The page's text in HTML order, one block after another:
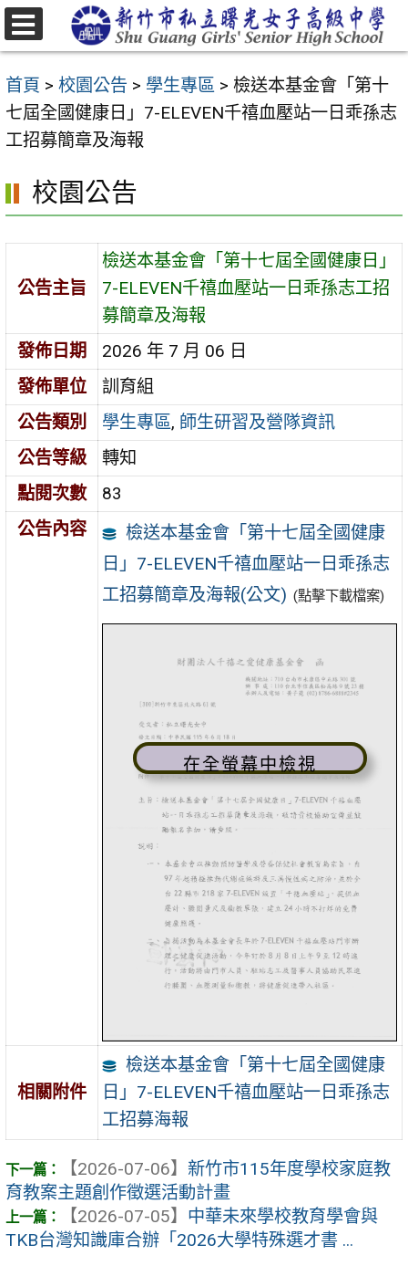
跳
至
要
內
容
首頁 > 校園公告 > 學生專區 > 檢送本基金會「第十
七屆全國健康日」7-ELEVEN千禧血壓站一日乖孫志
工招募簡章及海報
校園公告
公告主旨
檢送本基金會「第十七屆全國健康日」
7-ELEVEN千禧血壓站一日乖孫志工招
募簡章及海報
發佈日期
2026 年 7 月 06 日
發佈單位
訓育組
公告類別
學生專區, 師生研習及營隊資訊
公告等級
轉知
點閱次數
83
公告內容
檢送本基金會「第十七屆全國健康
日」7-ELEVEN千禧血壓站一日乖孫志
工招募簡章及海報(公文) (點擊下載檔案)
在全螢幕中檢視
相關附件
檢送本基金會「第十七屆全國健康
日」7-ELEVEN千禧血壓站一日乖孫志
工招募海報
【2026-07-06】 新竹市115年度學校家庭教
育教案主題創作徵選活動計畫
【2026-07-05】 中華未來學校教育學會與
TKB台灣知識庫合辦「2026大學特殊選才書 ...
選
單